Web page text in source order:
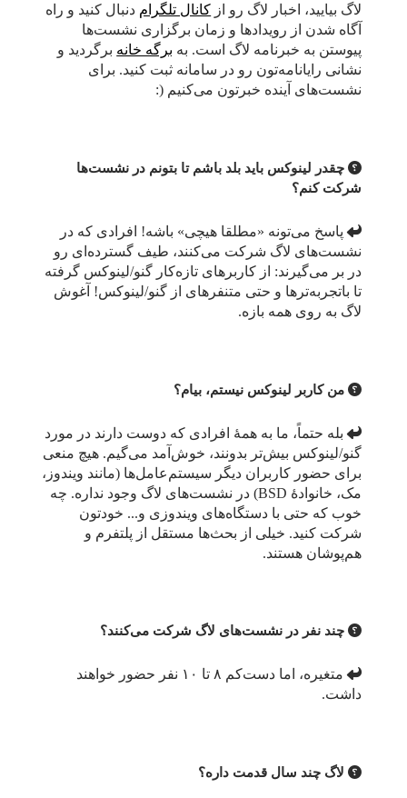
لاگ بیایید، اخبار لاگ رو از کانال تلگرام دنبال کنید و راه
آگاه شدن از رویدادها و زمان برگزاری نشست‌ها
پیوستن به خبرنامه لاگ است. به برگه خانه برگردید و
نشانی رایانامه‌تون رو در سامانه ثبت کنید. برای
نشست‌های آینده خبرتون می‌کنیم (:
چقدر لینوکس باید بلد باشم تا بتونم در نشست‌ها
شرکت کنم؟
پاسخ می‌تونه «مطلقا هیچی» باشه! افرادی که در
نشست‌های لاگ شرکت می‌کنند، طیف گسترده‌ای رو
در بر می‌گیرند: از کاربرهای تازه‌کار گنو/لینوکس گرفته
تا باتجربه‌ترها و حتی متنفرهای از گنو/لینوکس! آغوش
لاگ به روی همه بازه.
من کاربر لینوکس نیستم، بیام؟
بله حتماً، ما به همهٔ افرادی که دوست دارند در مورد
گنو/لینوکس بیش‌تر بدونند، خوش‌آمد می‌گیم. هیچ منعی
برای حضور کاربران دیگر سیستم‌عامل‌ها (مانند ویندوز،
مک، خانوادهٔ BSD) در نشست‌های لاگ وجود نداره. چه
خوب که حتی با دستگاه‌های ویندوزی و... خودتون
شرکت کنید. خیلی از بحث‌ها مستقل از پلتفرم و
هم‌پوشان هستند.
چند نفر در نشست‌های لاگ شرکت می‌کنند؟
متغیره، اما دست‌کم ۸ تا ۱۰ نفر حضور خواهند
داشت.
لاگ چند سال قدمت داره؟